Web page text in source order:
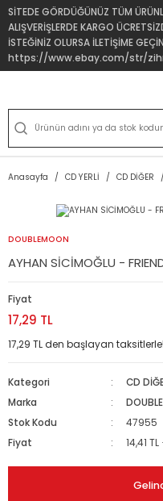
SİTEDE GÖRDÜĞÜNÜZ TÜM
ALIŞVERİŞLERDE KARGO
İSTEĞİNİZ OLURSA İLETİŞİME
https://www.ebay.com/str/
Anasayfa CD YERLİ CD DİĞER
DOUBLEMOON
AYHAN SİCİMOĞLU -
Fiyat
17,29 TL
17,29 TL den başlayan
Kategori
CD
Marka
Stok Kodu
47955
Fiyat
14,41